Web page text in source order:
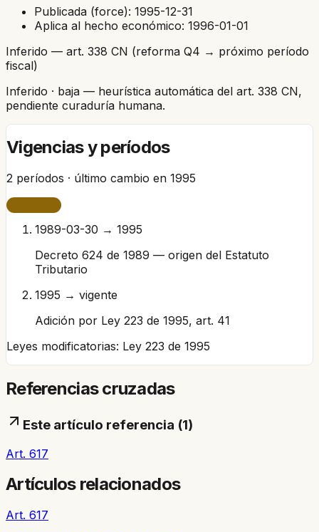
Publicada (force): 1995-12-31
Aplica al hecho económico: 1996-01-01
Inferido — art. 338 CN (reforma Q4 → próximo período
fiscal)
Inferido · baja — heurística automática del art. 338 CN,
pendiente curaduría humana.
Vigencias y períodos
2 períodos · último cambio en 1995
1989-03-30 → 1995
Decreto 624 de 1989 — origen del Estatuto
Tributario
1995 → vigente
Adición por Ley 223 de 1995, art. 41
Leyes modificatorias: Ley 223 de 1995
Referencias cruzadas
Este artículo referencia (1)
Art. 617
Artículos relacionados
Art. 617